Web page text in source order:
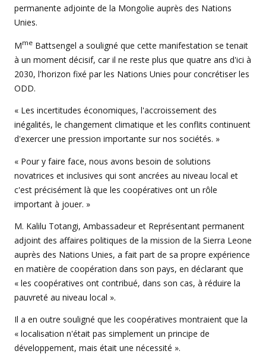
permanente adjointe de la Mongolie auprès des Nations
Unies.
Mme Battsengel a souligné que cette manifestation se tenait
à un moment décisif, car il ne reste plus que quatre ans d'ici à
2030, l'horizon fixé par les Nations Unies pour concrétiser les
ODD.
« Les incertitudes économiques, l'accroissement des
inégalités, le changement climatique et les conflits continuent
d'exercer une pression importante sur nos sociétés. »
« Pour y faire face, nous avons besoin de solutions
novatrices et inclusives qui sont ancrées au niveau local et
c'est précisément là que les coopératives ont un rôle
important à jouer. »
M. Kalilu Totangi, Ambassadeur et Représentant permanent
adjoint des affaires politiques de la mission de la Sierra Leone
auprès des Nations Unies, a fait part de sa propre expérience
en matière de coopération dans son pays, en déclarant que
« les coopératives ont contribué, dans son cas, à réduire la
pauvreté au niveau local ».
Il a en outre souligné que les coopératives montraient que la
« localisation n'était pas simplement un principe de
développement, mais était une nécessité ».